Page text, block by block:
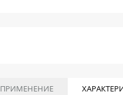
ПРИМЕНЕНИЕ